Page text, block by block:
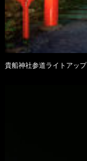
貴船神社参道ライトアップ